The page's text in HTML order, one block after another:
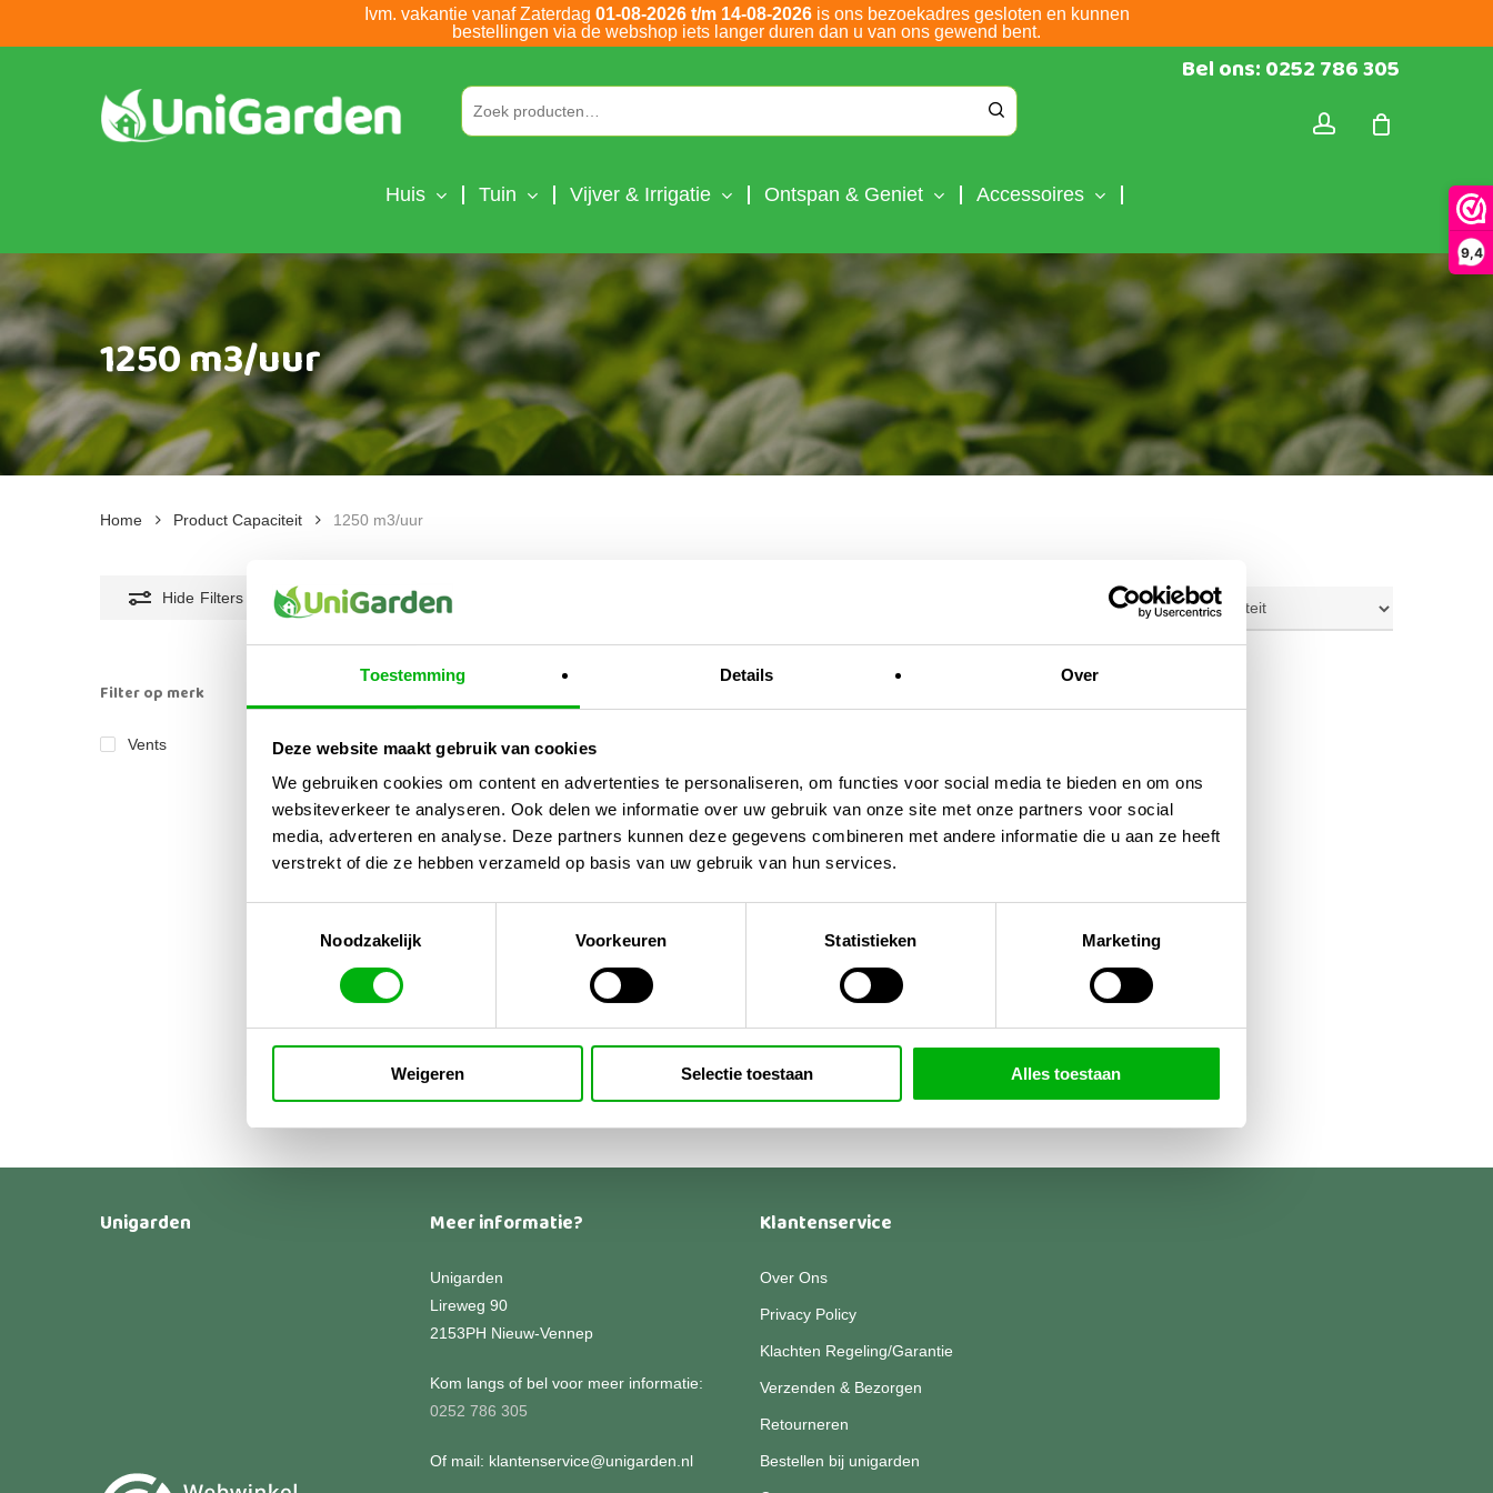
Toestemming Details Over
Deze website maakt gebruik van cookies
We gebruiken cookies om content en advertenties te personaliseren, om functies voor social media te bieden en om ons
websiteverkeer te analyseren. Ook delen we informatie over uw gebruik van onze site met onze partners voor social
media, adverteren en analyse. Deze partners kunnen deze gegevens combineren met andere informatie die u aan ze heeft
verstrekt of die ze hebben verzameld op basis van uw gebruik van hun services.
Noodzakelijk
Voorkeuren Statistieken Marketing
Weigeren Selectie toestaan Alles toestaan
9,4
Ivm. vakantie vanaf Zaterdag 01-08-2026 t/m 14-08-2026is ons bezoekadres gesloten en kunnen
bestellingen via de webshop iets langer duren dan u van ons gewend bent.
Bel ons: 0252 786 305
Huis Tuin Vijver & Irrigatie Ontspan & Geniet Accessoires
1250 m3/uur
Home Product Capaciteit 1250 m3/uur
Hide Filters
Filter op merk
Vents 1
Buisventilator Un
€259,95Prijsklasse:
€209,95
€259,95
product
meerdere
variaties.
kan
Unigarden Meer informatie?
Unigarden
Lireweg 90
2153PH Nieuw-Vennep
Kom langs of bel voor meer informatie:
0252 786 305
Of mail: klantenservice@unigarden.nl
Klantenservice
Over Ons
Privacy Policy
Klachten Regeling/Garantie
Verzenden & Bezorgen
Retourneren
Bestellen bij unigarden